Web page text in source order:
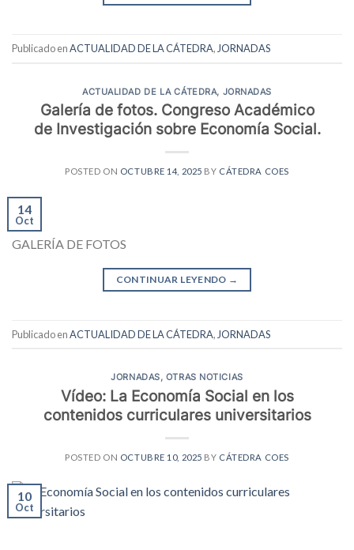
Publicado enACTUALIDAD DE LA CÁTEDRA, JORNADAS
ACTUALIDAD DE LA CÁTEDRA, JORNADAS
Galería de fotos. Congreso Académico
de Investigación sobre Economía Social.
POSTED ON OCTUBRE 14, 2025 BY CÁTEDRA COES
14
Oct
GALERÍA DE FOTOS
CONTINUAR LEYENDO →
Publicado enACTUALIDAD DE LA CÁTEDRA, JORNADAS
JORNADAS, OTRAS NOTICIAS
Vídeo: La Economía Social en los
contenidos curriculares universitarios
POSTED ON OCTUBRE 10, 2025 BY CÁTEDRA COES
10
Oct